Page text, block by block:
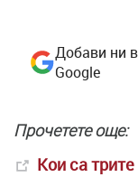
Добави ни
Google
Прочетете още:
Кои са